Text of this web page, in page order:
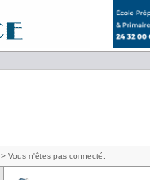
> Vous n'êtes pas connecté.